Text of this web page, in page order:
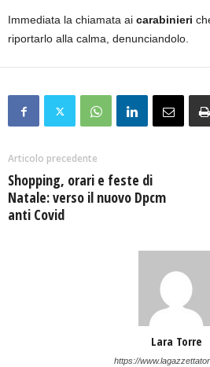
Immediata la chiamata ai carabinieri
riportarlo alla calma, denunciandolo.
Articolo precedente
Shopping, orari e feste di
Natale: verso il nuovo Dpcm
anti Covid
Lara Torre
https://